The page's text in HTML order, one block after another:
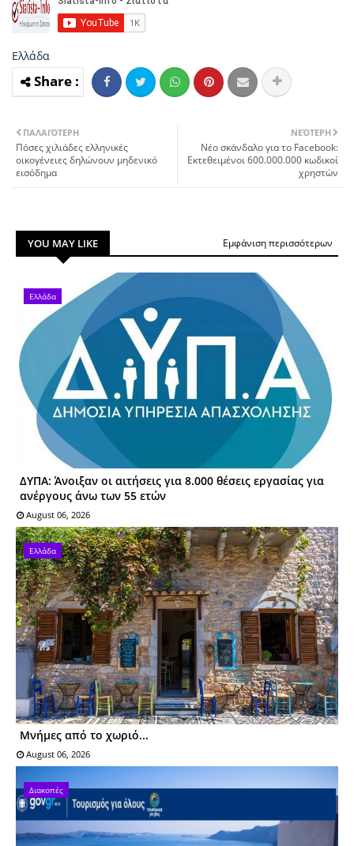
Ελλάδα
ΝΕΌΤΕΡΗ
Νέο σκάνδαλο για το Facebook:
Εκτεθειμένοι 600.000.000 κωδικοί
χρηστών
ΠΑΛΑΙΌΤΕΡΗ
Πόσες χιλιάδες ελληνικές
οικογένειες δηλώνουν μηδενικό
εισόδημα
YOU MAY LIKE Εμφάνιση περισσότερων
Ελλάδα
ΔΥΠΑ: Άνοιξαν οι αιτήσεις για 8.000 θέσεις εργασίας για
ανέργους άνω των 55 ετών
August 06, 2026
Ελλάδα
Μνήμες από το χωριό...
August 06, 2026
Διακοπές